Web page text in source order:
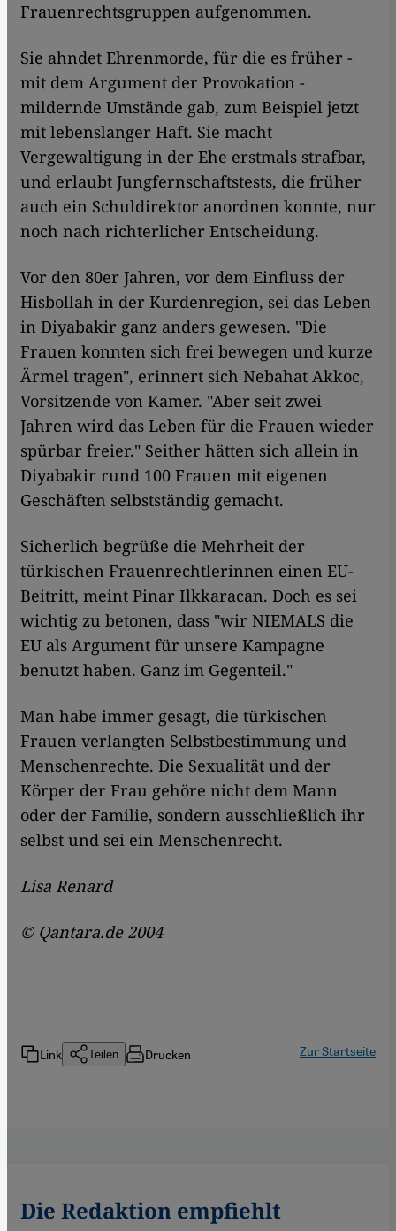
Frauenrechtsgruppen aufgenommen.
Sie ahndet Ehrenmorde, für die es früher -
mit dem Argument der Provokation -
mildernde Umstände gab, zum Beispiel jetzt
mit lebenslanger Haft. Sie macht
Vergewaltigung in der Ehe erstmals strafbar,
und erlaubt Jungfernschaftstests, die früher
auch ein Schuldirektor anordnen konnte, nur
noch nach richterlicher Entscheidung.
Vor den 80er Jahren, vor dem Einfluss der
Hisbollah in der Kurdenregion, sei das Leben
in Diyabakir ganz anders gewesen. "Die
Frauen konnten sich frei bewegen und kurze
Ärmel tragen", erinnert sich Nebahat Akkoc,
Vorsitzende von Kamer. "Aber seit zwei
Jahren wird das Leben für die Frauen wieder
spürbar freier." Seither hätten sich allein in
Diyabakir rund 100 Frauen mit eigenen
Geschäften selbstständig gemacht.
Sicherlich begrüße die Mehrheit der
türkischen Frauenrechtlerinnen einen EU-
Beitritt, meint Pinar Ilkkaracan. Doch es sei
wichtig zu betonen, dass "wir NIEMALS die
EU als Argument für unsere Kampagne
benutzt haben. Ganz im Gegenteil."
Man habe immer gesagt, die türkischen
Frauen verlangten Selbstbestimmung und
Menschenrechte. Die Sexualität und der
Körper der Frau gehöre nicht dem Mann
oder der Familie, sondern ausschließlich ihr
selbst und sei ein Menschenrecht.
Lisa Renard
© Qantara.de 2004
Link Teilen Drucken Zur Startseite
Die Redaktion empfiehlt